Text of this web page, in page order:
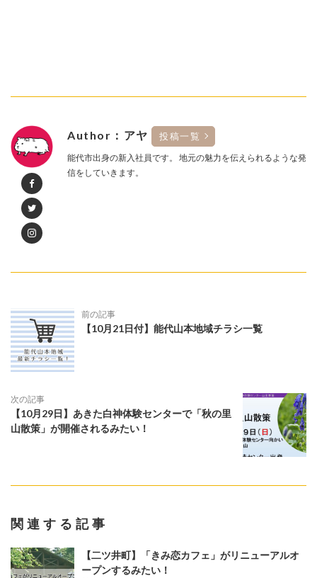
Author：アヤ 投稿一覧
能代市出身の新入社員です。 地元の魅力を伝えられるような発
信をしていきます。
前の記事
【10月21日付】能代山本地域チラシ一覧
次の記事
【10月29日】あきた白神体験センターで「秋の里
山散策」が開催されるみたい！
関連する記事
【二ツ井町】「きみ恋カフェ」がリニューアルオ
ープンするみたい！